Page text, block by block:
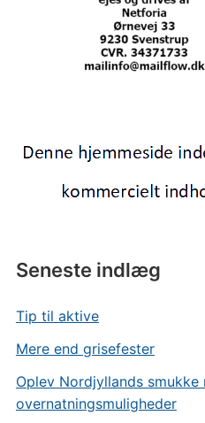
Seneste indlæg
Tip til aktive
Mere end grisefester
Oplev Nordjyllands smukke
overnatningsmuligheder